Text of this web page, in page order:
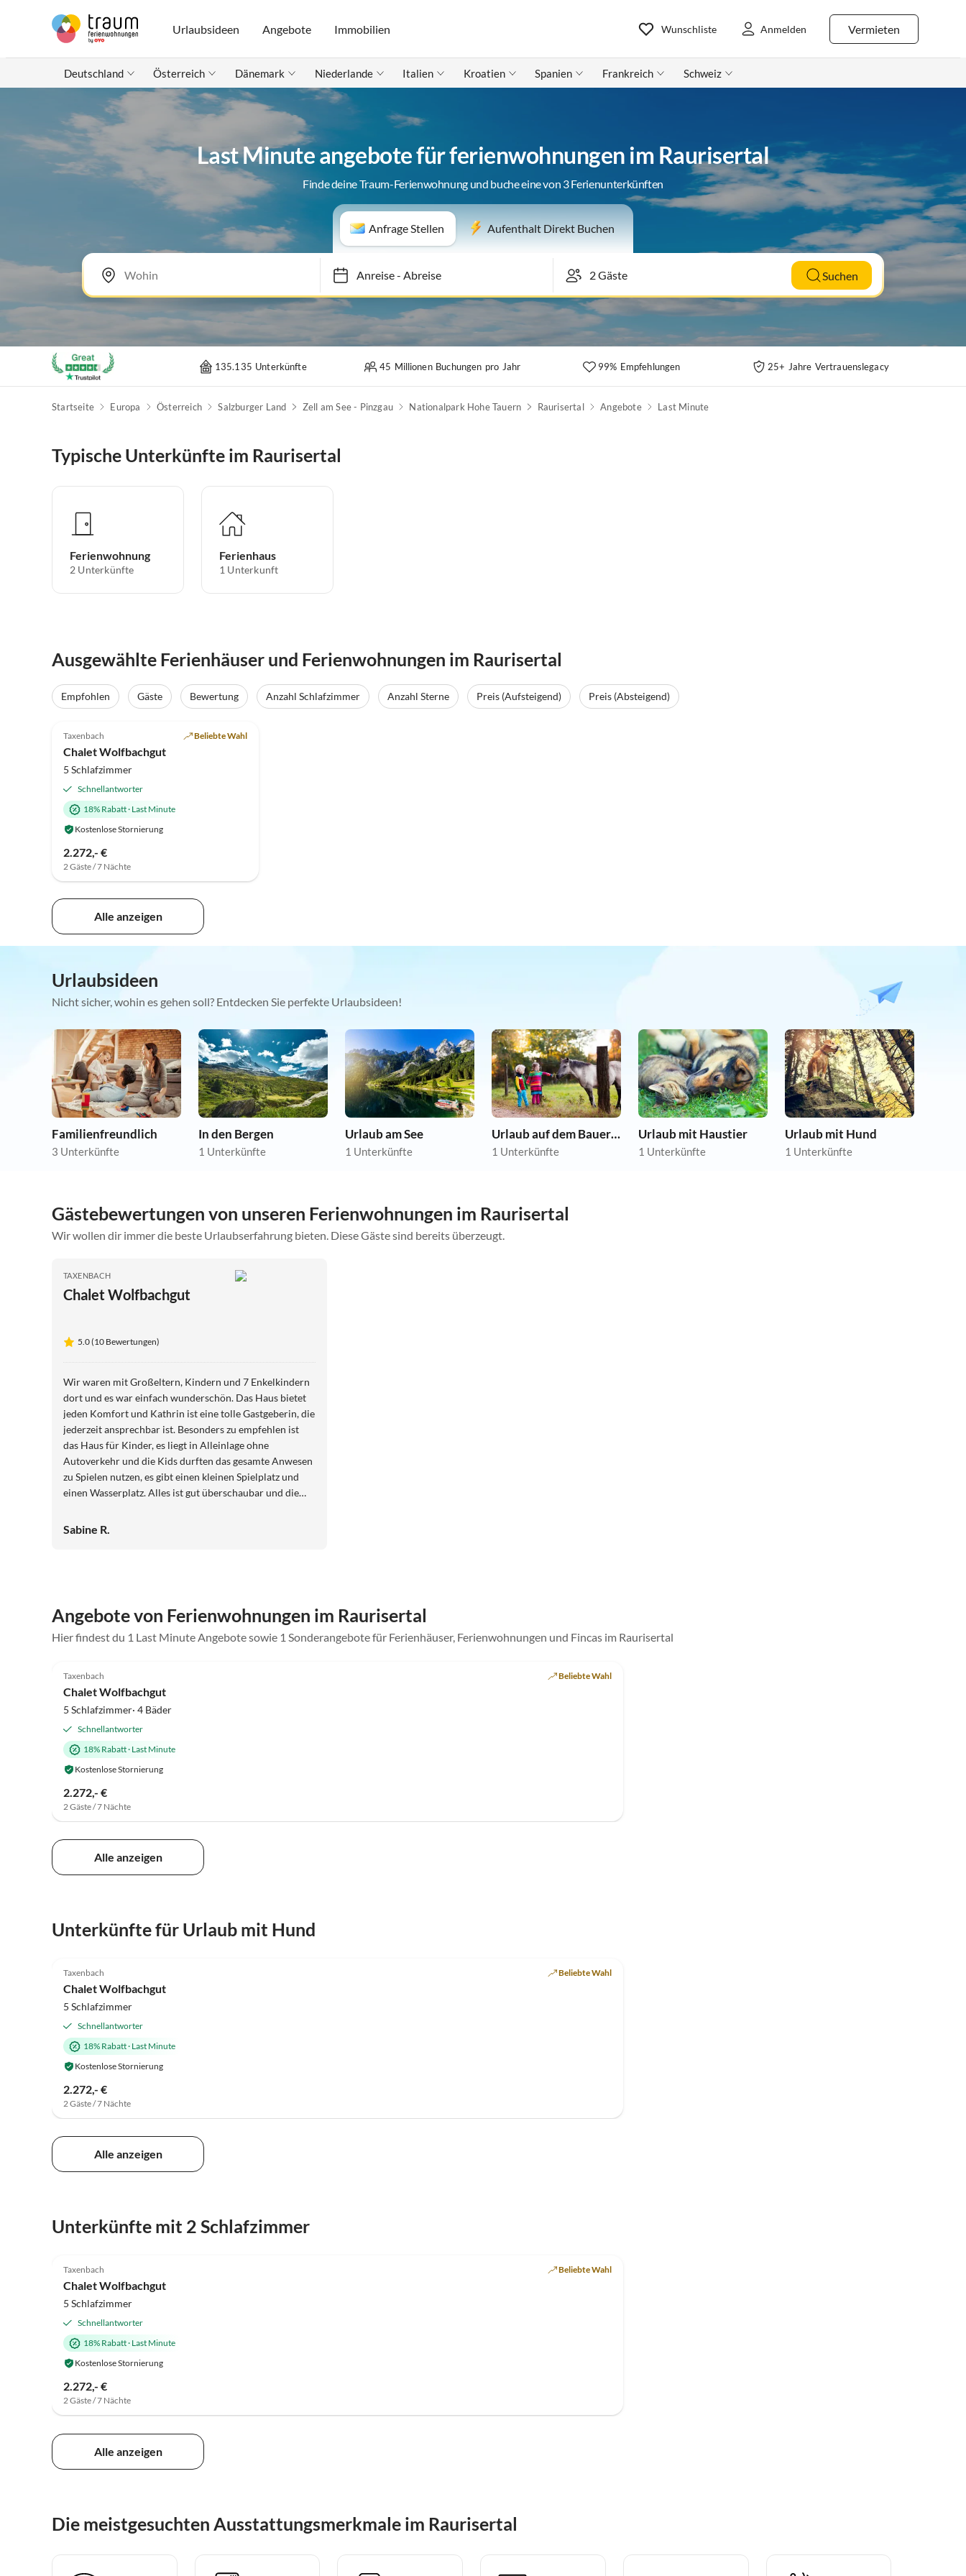
Urlaubsideen Angebote Immobilien Vermieten
Wunschliste Anmelden
Deutschland Österreich Dänemark Niederlande Italien Kroatien Spanien Frankreich Schweiz
Last Minute angebote für ferienwohnungen im Raurisertal
Finde deine Traum-Ferienwohnung und buche eine von 3 Ferienunterkünften
Anfrage Stellen Aufenthalt Direkt Buchen
Anreise-Abreise Suchen
135.135 Unterkünfte 45 Millionen Buchungen pro Jahr 99% Empfehlungen 25+ Jahre Vertrauenslegacy
Startseite Europa Österreich Salzburger Land Zell am See - Pinzgau Nationalpark Hohe Tauern Raurisertal Angebote Last Minute
Typische Unterkünfte im Raurisertal
Ferienwohnung
2 Unterkünfte
Ferienhaus
1 Unterkunft
Ausgewählte Ferienhäuser und Ferienwohnungen im Raurisertal
Empfohlen Gäste Bewertung Anzahl Schlafzimmer Anzahl Sterne Preis (Aufsteigend) Preis (Absteigend)
Top-Inserat
Taxenbach Beliebte Wahl
Chalet Wolfbachgut
5 Schlafzimmer
Schnellantworter
18% Rabatt· Last Minute
Kostenlose Stornierung
2.272,- €
2 Gäste / 7 Nächte
Alle anzeigen
Urlaubsideen
Nicht sicher, wohin es gehen soll? Entdecken Sie perfekte Urlaubsideen!
Familienfreundlich
3 Unterkünfte
In den Bergen
1 Unterkünfte
Urlaub am See
1 Unterkünfte
Urlaub auf dem Bauernhof
1 Unterkünfte
Urlaub mit Haustier
1 Unterkünfte
Urlaub mit Hund
1 Unterkünfte
Gästebewertungen von unseren Ferienwohnungen im Raurisertal
Wir wollen dir immer die beste Urlaubserfahrung bieten. Diese Gäste sind bereits überzeugt.
TAXENBACH
Chalet Wolfbachgut
5.0 (10 Bewertungen)
Wir waren mit Großeltern, Kindern und 7 Enkelkindern
dort und es war einfach wunderschön. Das Haus bietet
jeden Komfort und Kathrin ist eine tolle Gastgeberin, die
jederzeit ansprechbar ist. Besonders zu empfehlen ist
das Haus für Kinder, es liegt in Alleinlage ohne
Autoverkehr und die Kids durften das gesamte Anwesen
zu Spielen nutzen, es gibt einen kleinen Spielplatz und
einen Wasserplatz. Alles ist gut überschaubar und die
und haben die Kinder jederzeit im Blick, auch unsere
Sabine R.
Angebote von Ferienwohnungen im Raurisertal
Hier findest du 1 Last Minute Angebote sowie 1 Sonderangebote für Ferienhäuser, Ferienwohnungen und Fincas im Raurisertal
Taxenbach Beliebte Wahl
Chalet Wolfbachgut
5 Schlafzimmer· 4 Bäder
Schnellantworter
18% Rabatt· Last Minute
Kostenlose Stornierung
2.272,- €
2 Gäste / 7 Nächte
Alle anzeigen
Unterkünfte für Urlaub mit Hund
Taxenbach Beliebte Wahl
Chalet Wolfbachgut
5 Schlafzimmer
Schnellantworter
18% Rabatt· Last Minute
Kostenlose Stornierung
2.272,- €
2 Gäste / 7 Nächte
Alle anzeigen
Unterkünfte mit 2 Schlafzimmer
Taxenbach Beliebte Wahl
Chalet Wolfbachgut
5 Schlafzimmer
Schnellantworter
18% Rabatt· Last Minute
Kostenlose Stornierung
2.272,- €
2 Gäste / 7 Nächte
Alle anzeigen
Die meistgesuchten Ausstattungsmerkmale im Raurisertal